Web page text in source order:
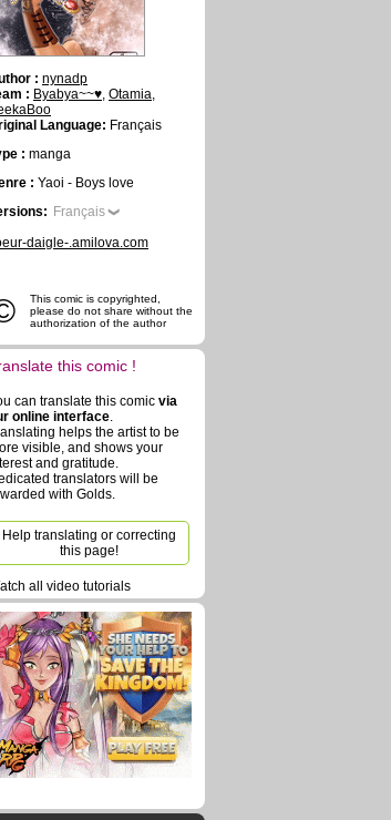
: nynadp
: Byabya~~♥, Otamia,
Language: Français
: manga
: Yaoi - Boys love
Français
daigle-.amilova.com
This comic is copyrighted,
please do not share without the
authorization of the author
this comic !
can translate this comic via
online interface.
helps the artist to be
visible, and shows your
and gratitude.
translators will be
with Golds.
Help translating or correcting
this page!
all video tutorials